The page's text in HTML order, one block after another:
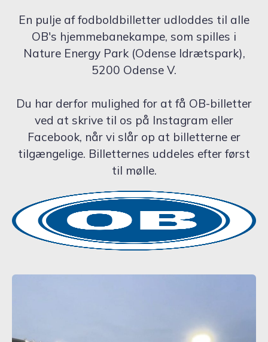
En pulje af fodboldbilletter udloddes til alle
OB's hjemmebanekampe, som spilles i
Nature Energy Park (Odense Idrætspark),
5200 Odense V.
Du har derfor mulighed for at få OB-billetter
ved at skrive til os på Instagram eller
Facebook, når vi slår op at billetterne er
tilgængelige. Billetternes uddeles efter først
til mølle.